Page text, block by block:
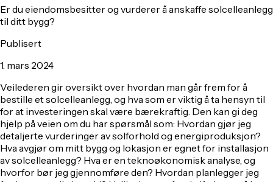
Er du eiendomsbesitter og vurderer å anskaffe solcelleanlegg
til ditt bygg?
Publisert
1. mars 2024
Veilederen gir oversikt over hvordan man går frem for å
bestille et solcelleanlegg, og hva som er viktig å ta hensyn til
for at investeringen skal være bærekraftig. Den kan gi deg
hjelp på veien om du har spørsmål som: Hvordan gjør jeg
detaljerte vurderinger av solforhold og energiproduksjon?
Hva avgjør om mitt bygg og lokasjon er egnet for installasjon
av solcelleanlegg? Hva er en teknoøkonomisk analyse, og
hvorfor bør jeg gjennomføre den? Hvordan planlegger jeg